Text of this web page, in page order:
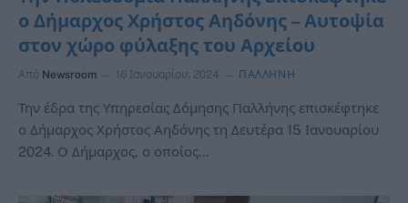
ο Δήμαρχος Χρήστος Αηδόνης – Αυτοψία
στον χώρο φύλαξης του Αρχείου
Από Newsroom 16 Ιανουαρίου, 2024 ΠΑΛΛΗΝΗ
Την έδρα της Υπηρεσίας Δόμησης Παλλήνης επισκέφτηκε
ο Δήμαρχος Χρήστος Αηδόνης τη Δευτέρα 15 Ιανουαρίου
2024. Ο Δήμαρχος, ο οποίος…